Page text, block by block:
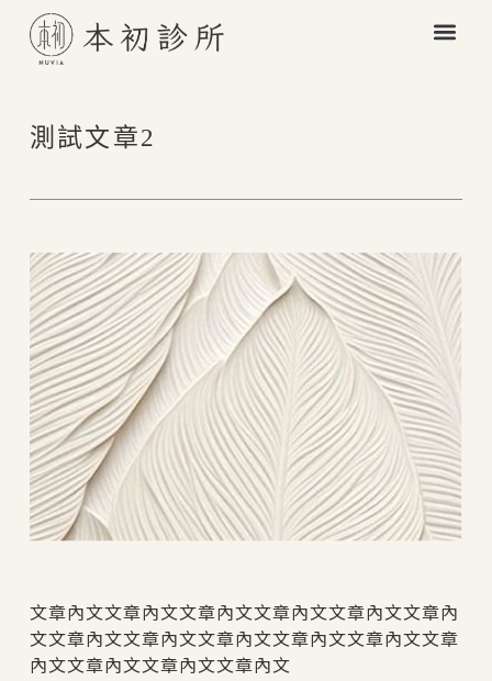
測試文章2
文章內文文章內文文章內文文章內文文章內文文章內
文文章內文文章內文文章內文文章內文文章內文文章
內文文章內文文章內文文章內文